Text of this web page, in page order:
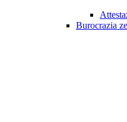
Burocrazia